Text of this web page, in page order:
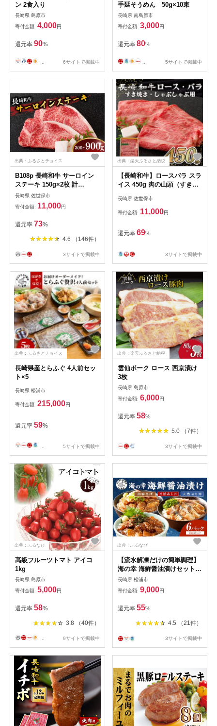
ン 2食入り
長崎県 島原市
寄付金額: 4,000円
還元率 90%
6サイトで掲載中
手延そうめん 50g×10束
長崎県 南島原市
寄付金額: 3,000円
還元率 80%
5サイトで掲載中
出典：ふるさとチョイス
B108p 長崎和牛 サーロイン
ステーキ 150g×2枚 計
300g【肉の山頭】 サーロイ
ン ステーキ さーろいん すて
ーき ステーキ肉 すてーき肉
牛肉 国産 ブランド 和牛 黒毛
和牛
長崎県 佐世保市
寄付金額: 11,000円
還元率 73%
4.6 （146件）
3サイトで掲載中
出典：楽天ふるさと納税
【長崎和牛】ロースバラ スラ
イス 450g 肉の山頭（すき焼
長崎県 佐世保市
寄付金額: 11,000円
還元率 69%
3サイトで掲載中
出典：ふるさとチョイス
長崎県産とらふぐ 4人前セッ
ト×5
長崎県 松浦市
寄付金額: 215,000円
還元率 59%
5サイトで掲載中
出典：楽天ふるさと納税
雲仙ポーク ロース 西京漬け
3枚
長崎県 島原市
寄付金額: 6,000円
還元率 58%
5.0 （7件）
3サイトで掲載中
出典：ふるなび
高級フルーツトマト アイコ
1kg
長崎県 島原市
寄付金額: 5,000円
還元率 58%
3.8 （40件）
... 9サイトで掲載中
出典：ふるなび
【流水解凍だけの簡単調理】
海の幸 海鮮醤油漬けセット
各2パック( 海鮮丼 海鮮醤油
漬け 漬け 魚介類 魚介 アジ
あじ 鯵 サバ さば 鯖 ブリ ぶ
り 鰤 魚 海産物 海の幸 あじ
丼 ぶり丼 胡麻さば 漬け丼 海
鮮 魚 海鮮系 天然 お茶漬け
)【A9-055】
長崎県 松浦市
寄付金額: 9,000円
還元率 55%
4.5 （21件）
3サイトで掲載中